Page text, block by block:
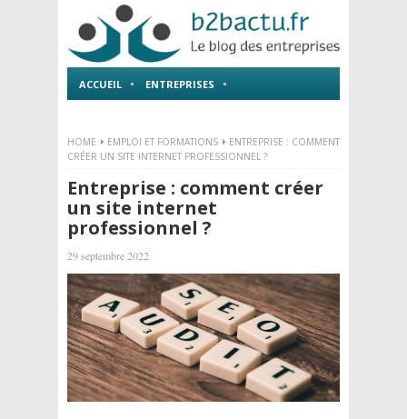
ACCUEIL ENTREPRISES
HOME EMPLOI ET FORMATIONS
ENTREPRISE : COMMENT
CRÉER UN SITE INTERNET PROFESSIONNEL ?
Entreprise : comment créer
un site internet
professionnel ?
29 septembre 2022